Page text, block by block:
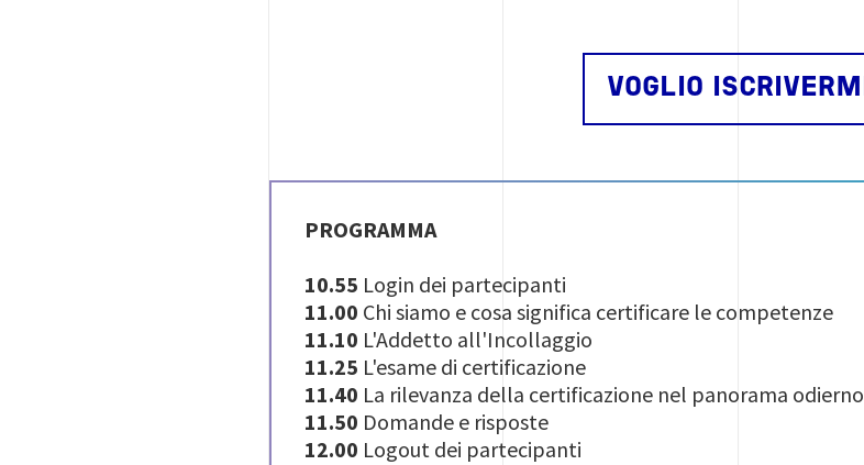
VOGLIO ISCRIVERMI
PROGRAMMA
10.55 Login dei partecipanti
11.00 Chi siamo e cosa significa certificare le competenze
11.10 L'Addetto all'Incollaggio
11.25 L'esame di certificazione
11.40 La rilevanza della certificazione nel panorama odierno
11.50 Domande e risposte
12.00 Logout dei partecipanti